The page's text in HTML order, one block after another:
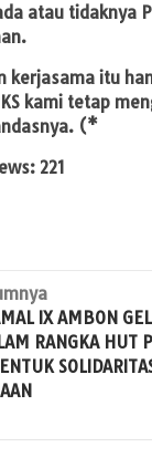
atau tidaknya
kerjasama itu
kami tetap
(*
221
IX AMBON
RANGKA HUT